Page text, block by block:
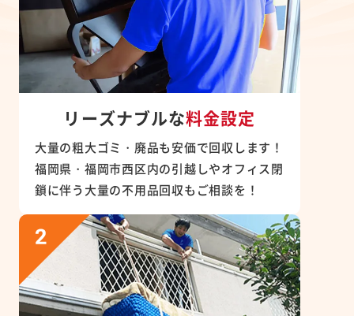
リーズナブルな料金設定
大量の粗大ゴミ・廃品も安価で回収します！
福岡県・福岡市西区内の引越しやオフィス閉
鎖に伴う大量の不用品回収もご相談を！